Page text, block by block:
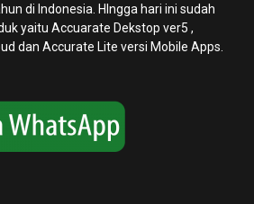
di Indonesia. HIngga hari ini sudah
yaitu Accuarate Dekstop ver5 ,
dan Accurate Lite versi Mobile Apps.